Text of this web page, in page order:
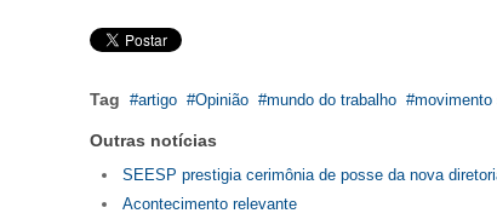
Tag artigo Opinião mundo do trabalho movimento
Outras notícias
SEESP prestigia cerimônia de posse da nova
Acontecimento relevante